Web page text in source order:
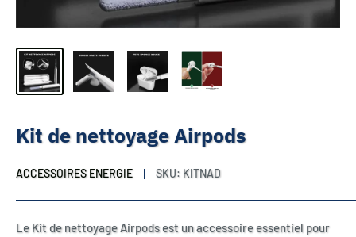
Kit de nettoyage Airpods
ACCESSOIRES ENERGIE SKU: KITNAD
Le Kit de nettoyage Airpods est un accessoire essentiel pour